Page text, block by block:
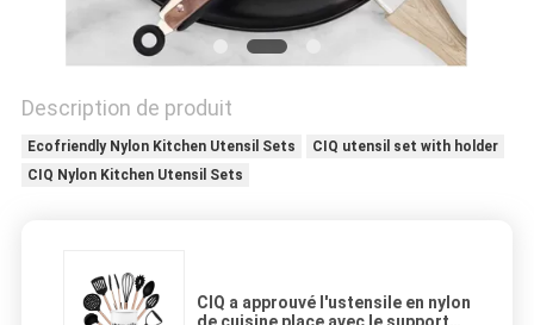
Description de produit
Ecofriendly Nylon Kitchen Utensil Sets
CIQ utensil set with holder
CIQ Nylon Kitchen Utensil Sets
CIQ a approuvé l'ustensile en nylon